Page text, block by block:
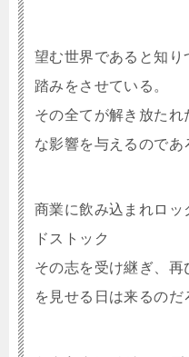
望む世界であると知り
踏みをさせている。
その全てが解き放たれ
な影響を与えるのであ
商業に飲み込まれロッ
ドストック
その志を受け継ぎ、
を見せる日は来るのだ